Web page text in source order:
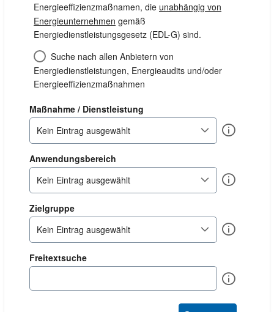
Energieeffizienzmaßnamen, die unabhängig von
Energieunternehmen gemäß
Energiedienstleistungsgesetz (EDL-G) sind.
Suche nach allen Anbietern von
Energiedienstleistungen, Energieaudits und/oder
Energieeffizienzmaßnahmen
Maßnahme / Dienstleistung
Kein Eintrag ausgewählt
Info
Anwendungsbereich
Kein Eintrag ausgewählt
Info
Zielgruppe
Kein Eintrag ausgewählt
Info
Freitextsuche
Info